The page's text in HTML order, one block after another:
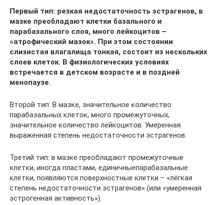
Первый тип: резкая недостаточность эстрагенов, в
мазке преобладают клетки базального и
парабазального слоя, много лейкоцитов –
«атрофический мазок». При этом состоянии
слизистая влагалища тонкая, состоит из нескольких
слоев клеток. В физиологических условиях
встречается в детском возрасте и в поздней
менопаузе.
Второй тип: В мазке, значительное количество
парабазальных клеток, много промежуточных,
значительное количество лейкоцитов. Умеренная
выраженная степень недостаточности эстрагенов.
Третий тип: в мазке преобладают промежуточные
клетки, иногда пластами, единичныепарабазальные
клетки, появляются поверхностные клетки – «лёгкая
степень недостаточности эстрагенов» (или «умеренная
эстрогенная активность»).